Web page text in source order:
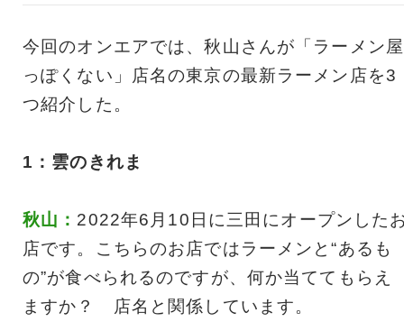
今回のオンエアでは、秋山さんが「ラーメン屋
っぽくない」店名の東京の最新ラーメン店を3
つ紹介した。
1：雲のきれま
秋山： 2022年6月10日に三田にオープンした
店です。こちらのお店ではラーメンと“あるも
の”が食べられるのですが、何か当ててもらえ
ますか？ 店名と関係しています。